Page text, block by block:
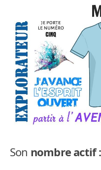
Son nombre actif
THÈME
EXPLORER
(À